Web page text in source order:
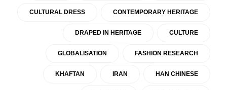
CONTEMPORARY HERITAGE
CULTURAL DRESS
CULTURE
DRAPED IN HERITAGE
FASHION RESEARCH
GLOBALISATION
HAN CHINESE
IRAN
KHAFTAN